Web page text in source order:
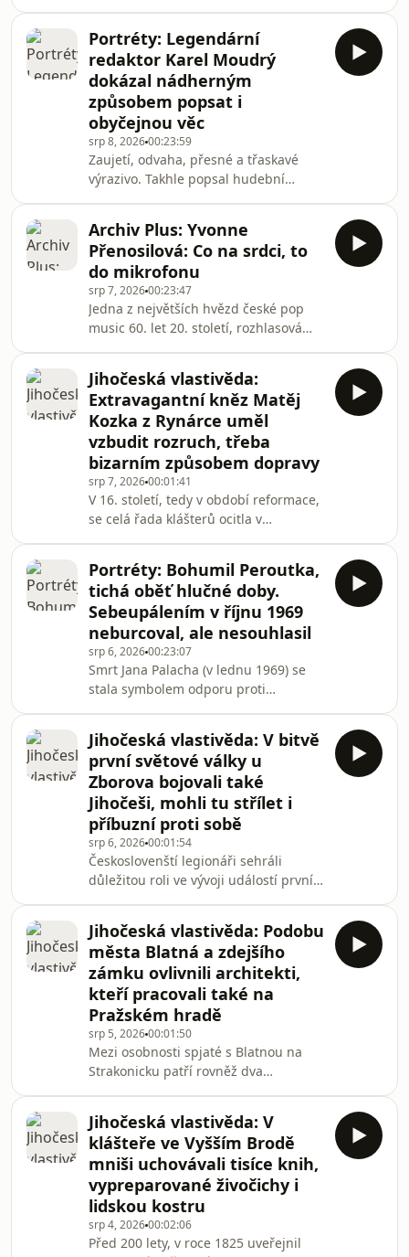
let pro CIA na tajných proj
jídla a pití Jean Anthelme Brillat-
Savarin. V pořadu Historie Plus na ten
citát tak trochu navazuji. Zjišťuji, co
jedli naši předci v 19. století, co to
vypovídalo o jejich postavení ve
společnosti, životním stylu a
povaze.Všechno z tématu Historie
můžete p
Portréty: Legendární
redaktor Karel Moudrý
dokázal nádherným
způsobem popsat i
obyčejnou věc
srp 8, 202600:23:59
Zaujetí, odvaha, přesné a třaskavé
výrazivo. Takhle popsal hudební
legendárních redaktorů Svobodné
Evropy v osmdesátých letech Karla
Moudrého.Všechno z tématu Historie
můžete pohodlně poslouchat v
mobilní aplikaci mujRozhlas pro
Android a iOS nebo na webu
mujRozhlas.cz.
Archiv Plus: Yvonne
Přenosilová: Co na srdci, to
do mikrofonu
srp 7, 202600:23:47
Jedna z největších hvězd české pop
music 60. let 20. století, rozhlasová
Rusalce nebo členka týmu pozemního
personálu letecké společnosti British
Airways. Tím vším byla Yvonne
Přenosilová (1947–2023).Všechno z
tématu Historie můžete pohodlně
poslouchat v mobilní aplikaci
mujRozhlas pro Android a iOS nebo
na webu mujRozhlas.cz.
Jihočeská vlastivěda:
Extravagantní kněz Matěj
Kozka z Rynárce uměl
vzbudit rozruch, třeba
bizarním způsobem dopravy
srp 7, 202600:01:41
V 16. století, tedy v období reformace,
se celá řada klášterů ocitla v
rozpadaly či postupně vymíraly, a
některé z nich byly z těchto příčin
zcela zrušeny. Podobný osud potkal v
roce 1564 i klášter v Borovanech na
Českobudějovicku, kde sídlil řád
řeholních kanovníků svatého
Augustina.Všechno z tématu Historie
můžete pohodlně poslouchat
Portréty: Bohumil Peroutka,
tichá oběť hlučné doby.
Sebeupálením v říjnu 1969
neburcoval, ale nesouhlasil
srp 6, 202600:23:07
Smrt Jana Palacha (v lednu 1969) se
stala symbolem odporu proti
sebeupálení stálo na začátku řady
podobných činů. V říjnu 1969 se upálil
dnes už nám málo známý Bohumil
Peroutka.Všechno z tématu Historie
můžete pohodlně poslouchat v
mobilní aplikaci mujRozhlas pro
Android a iOS nebo na webu
mujRozhlas.cz.
Jihočeská vlastivěda: V bitvě
první světové války u
Zborova bojovali také
Jihočeši, mohli tu střílet i
příbuzní proti sobě
srp 6, 202600:01:54
Českoslovenští legionáři sehráli
důležitou roli ve vývoji událostí první
samostatné republiky. Za takovými
učebnicovými frázemi se ovšem
skrývají tisíce konkrétních lidských
osudů.Všechno z tématu Historie
můžete pohodlně poslouchat v
mobilní aplikaci mujRozhlas pro
Android a iOS nebo na webu
mujRozhlas.cz.
Jihočeská vlastivěda: Podobu
města Blatná a zdejšího
zámku ovlivnili architekti,
kteří pracovali také na
Pražském hradě
srp 5, 202600:01:50
Mezi osobnosti spjaté s Blatnou na
Strakonicku patří rovněž dva
Známějším z této dvojice je Benedikt
Rejt, který žil na přelomu 15. a 16.
století.Všechno z tématu Historie
můžete pohodlně poslouchat v
mobilní aplikaci mujRozhlas pro
Android a iOS nebo na webu
mujRozhlas.cz.
Jihočeská vlastivěda: V
klášteře ve Vyšším Brodě
mniši uchovávali tisíce knih,
vypreparované živočichy i
lidskou kostru
srp 4, 202600:02:06
Před 200 lety, v roce 1825 uveřejnil